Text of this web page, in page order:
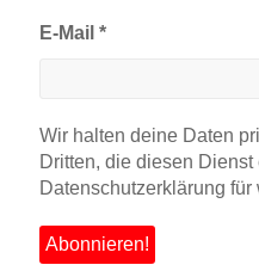
E-Mail*
Wir halten deine Daten
Dritten, die diesen
Datenschutzerklärung